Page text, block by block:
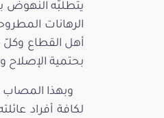
يتطلبّه
الرهانات
أهل القطاع وكلّ
بحتمية الإصلاح
وبهذا المصاب
لكافة أفراد